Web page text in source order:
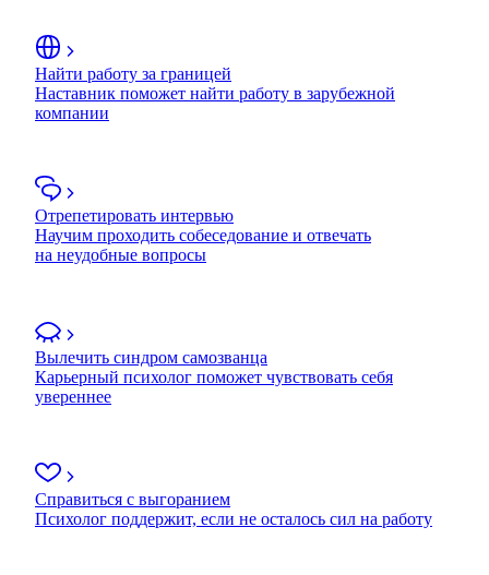
Найти работу за границей
Наставник поможет найти работу в зарубежной
компании
Отрепетировать интервью
Научим проходить собеседование и отвечать
на неудобные вопросы
Вылечить синдром самозванца
Карьерный психолог поможет чувствовать себя
увереннее
Справиться с выгоранием
Психолог поддержит, если не осталось сил на работу